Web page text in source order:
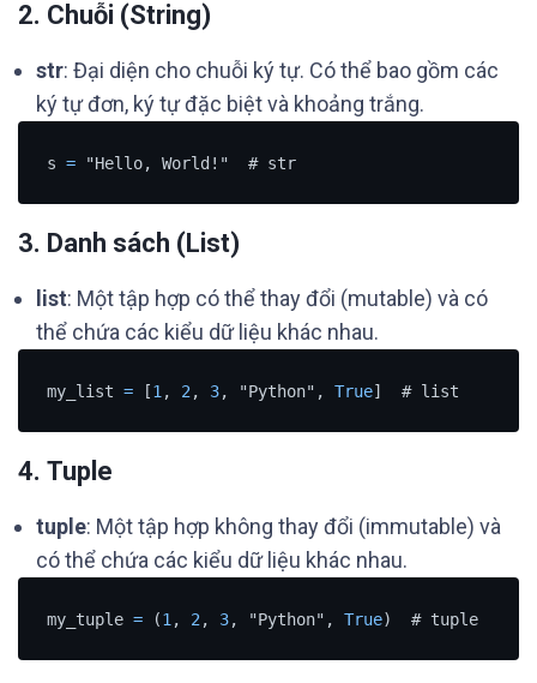
2. Chuỗi (String)
str: Đại diện cho chuỗi ký tự. Có thể bao gồm các
ký tự đơn, ký tự đặc biệt và khoảng trắng.
s = "Hello, World!"  # str
3. Danh sách (List)
list: Một tập hợp có thể thay đổi (mutable) và có
thể chứa các kiểu dữ liệu khác nhau.
my_list = [1 , 2 , 3, "Python", True]  # list
4. Tuple
tuple: Một tập hợp không thay đổi (immutable) và
có thể chứa các kiểu dữ liệu khác nhau.
my_tuple = (1 , 2 , 3, "Python", True)  # tuple